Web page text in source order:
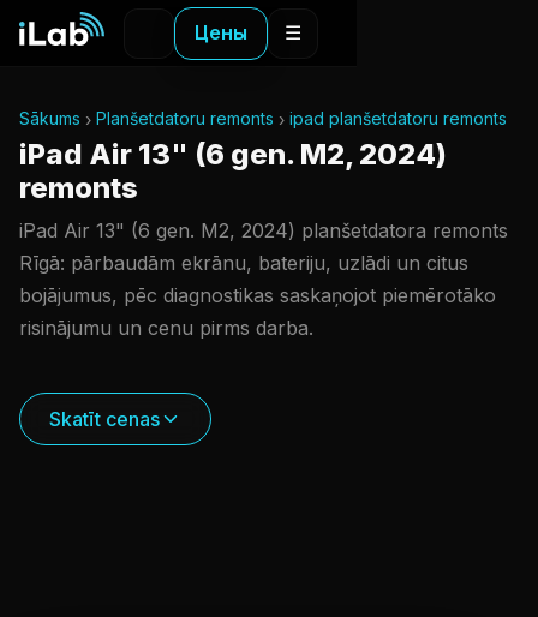
Цены ☰
Sākums Planšetdatoru remonts ipad planšetdatoru remonts
iPad Air 13" (6 gen. M2, 2024)
remonts
iPad Air 13" (6 gen. M2, 2024) planšetdatora remonts
Rīgā: pārbaudām ekrānu, bateriju, uzlādi un citus
bojājumus, pēc diagnostikas saskaņojot piemērotāko
risinājumu un cenu pirms darba.
Skatīt cenas